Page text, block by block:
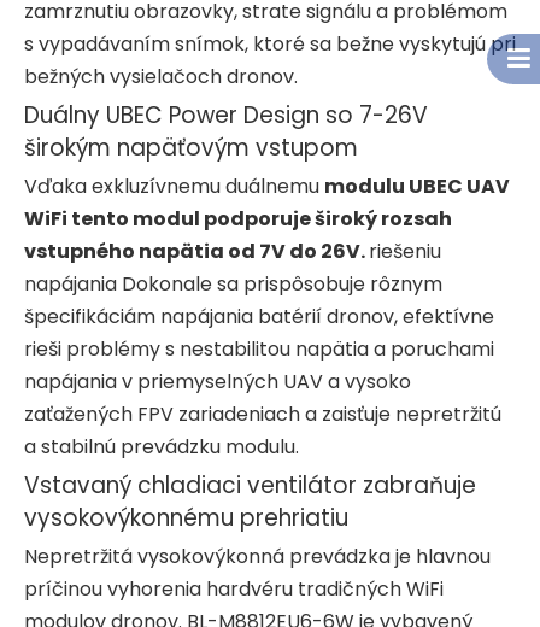
zamrznutiu obrazovky, strate signálu a problémom
s vypadávaním snímok, ktoré sa bežne vyskytujú pri
bežných vysielačoch dronov.
Duálny UBEC Power Design so 7-26V
širokým napäťovým vstupom
Vďaka exkluzívnemu duálnemu modulu UBEC UAV
WiFi tento modul podporuje široký rozsah
vstupného napätia od 7V do 26V.riešeniu
napájania Dokonale sa prispôsobuje rôznym
špecifikáciám napájania batérií dronov, efektívne
rieši problémy s nestabilitou napätia a poruchami
napájania v priemyselných UAV a vysoko
zaťažených FPV zariadeniach a zaisťuje nepretržitú
a stabilnú prevádzku modulu.
Vstavaný chladiaci ventilátor zabraňuje
vysokovýkonnému prehriatiu
Nepretržitá vysokovýkonná prevádzka je hlavnou
príčinou vyhorenia hardvéru tradičných WiFi
modulov dronov. BL-M8812EU6-6W je vybavený